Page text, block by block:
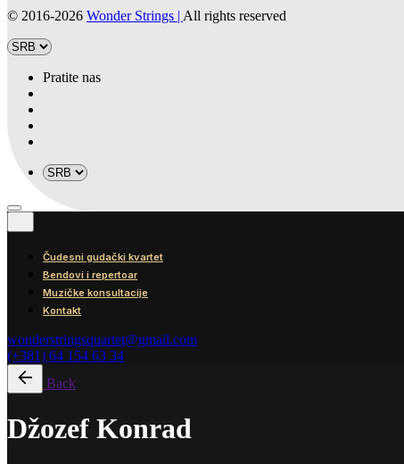
© 2016-2026 Wonder Strings | All rights reserved
Pratite nas
Čudesni gudački kvartet
Bendovi i repertoar
Muzičke konsultacije
Kontakt
wonderstringsquartet@gmail.com
(+381) 64 154 63 34
Back
Džozef Konrad